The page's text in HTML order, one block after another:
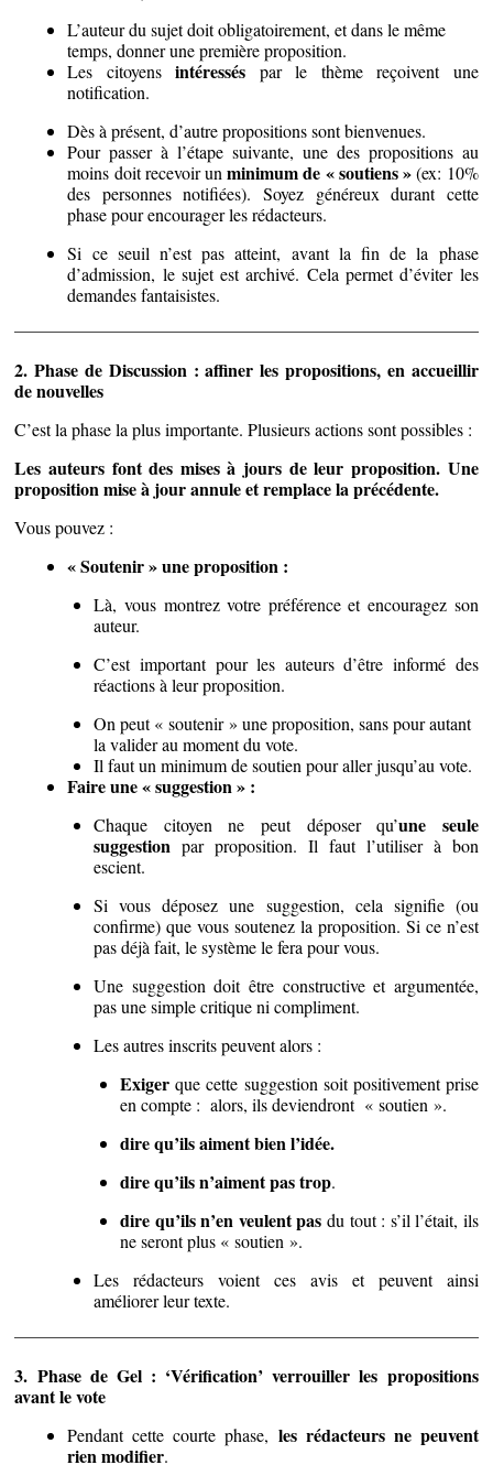
L’auteur du sujet doit obligatoirement, et dans le même
temps, donner une première proposition.
Les citoyensintéressés par le thème reçoivent une
notification.
Dès à présent, d’autre propositions sont bienvenues.
Pour passer à l’étape suivante, une des propositions au
moins doit recevoir unminimum de « soutiens »(ex: 10%
des personnes notifiées). Soyez généreux durant cette
phase pour encourager les rédacteurs.
Si ce seuil n’est pas atteint, avant la fin de la phase
d’admission, le sujet est archivé. Cela permet d’éviter les
demandes fantaisistes.
2. Phase de Discussion : affiner les propositions, en accueillir
de nouvelles
C’est la phase la plus importante. Plusieurs actions sont possibles :
Les auteurs font des mises à jours de leur proposition. Une
proposition mise à jour annule et remplace la précédente.
Vous pouvez :
« Soutenir » une proposition :
Là, vous montrez votre préférence et encouragez son
auteur.
C’est important pour les auteurs d’être informé des
réactions à leur proposition.
On peut « soutenir » une proposition, sans pour autant
la valider au moment du vote.
Il faut un minimum de soutien pour aller jusqu’au vote.
Faire une « suggestion » :
Chaque citoyen ne peut déposer qu’une seule
suggestion par proposition. Il faut l’utiliser à bon
escient.
Si vous déposez une suggestion, cela signifie (ou
confirme) que vous soutenez la proposition. Si ce n’est
pas déjà fait, le système le fera pour vous.
Une suggestion doit être constructive et argumentée,
pas une simple critique ni compliment.
Les autres inscrits peuvent alors :
Exigerque cette suggestion soit positivement prise
en compte : alors, ils deviendront « soutien ».
dire qu’ils aiment bien l’idée.
dire qu’ils n’aiment pas trop.
dire qu’ils n’en veulent pas du tout : s’il l’était, ils
ne seront plus « soutien ».
Les rédacteurs voient ces avis et peuvent ainsi
améliorer leur texte.
3. Phase de Gel : ‘Vérification’ verrouiller les propositions
avant le vote
Pendant cette courte phase, les rédacteurs ne peuvent
rien modifier.